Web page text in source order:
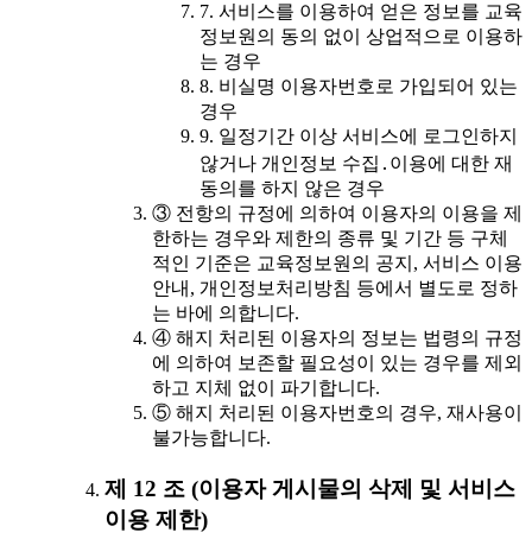
7. 서비스를 이용하여 얻은 정보를 교육
정보원의 동의 없이 상업적으로 이용하
는 경우
8. 비실명 이용자번호로 가입되어 있는
경우
9. 일정기간 이상 서비스에 로그인하지
않거나 개인정보 수집․이용에 대한 재
동의를 하지 않은 경우
③ 전항의 규정에 의하여 이용자의 이용을 제
한하는 경우와 제한의 종류 및 기간 등 구체
적인 기준은 교육정보원의 공지, 서비스 이용
안내, 개인정보처리방침 등에서 별도로 정하
는 바에 의합니다.
④ 해지 처리된 이용자의 정보는 법령의 규정
에 의하여 보존할 필요성이 있는 경우를 제외
하고 지체 없이 파기합니다.
⑤ 해지 처리된 이용자번호의 경우, 재사용이
불가능합니다.
제 12 조 (이용자 게시물의 삭제 및 서비스
이용 제한)